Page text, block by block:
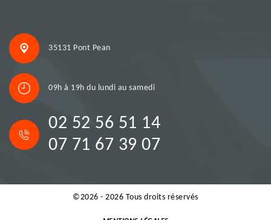
35131 Pont Pean
09h à 19h du lundi au samedi
02 52 56 51 14
07 71 67 39 07
©2026 - 2026 Tous droits réservés